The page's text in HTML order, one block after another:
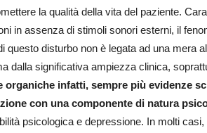
la qualità della vita del paziente.
in assenza di stimoli sonori esterni, il
questo disturbo non è legata ad una mera
dalla significativa ampiezza clinica,
organiche infatti, sempre più evidenze
con una componente di natura
psicologica e depressione. In molti